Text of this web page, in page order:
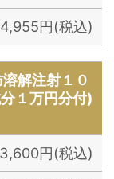
円(税込)
解注射１０
１万円分付)
円(税込)